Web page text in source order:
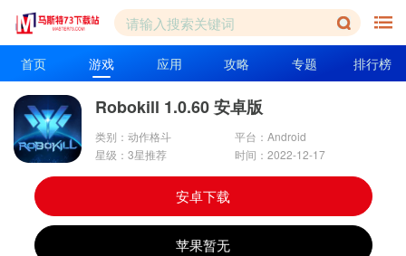
首页 游戏 应用 攻略 专题 排行榜
Robokill 1.0.60 安卓版
类别：动作格斗
平台：Android
星级：3星推荐
时间：2022-12-17
安卓下载
苹果暂无